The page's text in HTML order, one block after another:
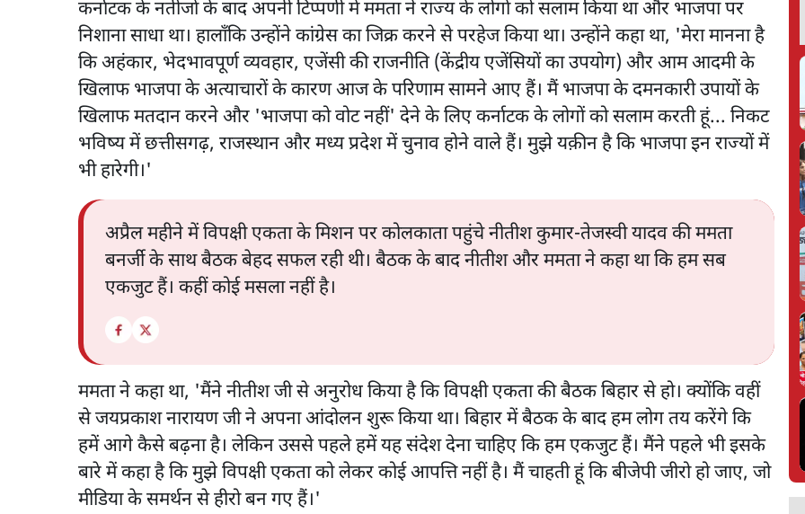
कर्नाटक के नतीजों के बाद अपनी टिप्पणी में ममता ने राज्य के लोगों को सलाम किया था और भाजपा पर
निशाना साधा था। हालाँकि उन्होंने कांग्रेस का जिक्र करने से परहेज किया था। उन्होंने कहा था, 'मेरा मानना है
कि अहंकार, भेदभावपूर्ण व्यवहार, एजेंसी की राजनीति (केंद्रीय एजेंसियों का उपयोग) और आम आदमी के
खिलाफ भाजपा के अत्याचारों के कारण आज के परिणाम सामने आए हैं। मैं भाजपा के दमनकारी उपायों के
खिलाफ मतदान करने और 'भाजपा को वोट नहीं' देने के लिए कर्नाटक के लोगों को सलाम करती हूं... निकट
भविष्य में छत्तीसगढ़, राजस्थान और मध्य प्रदेश में चुनाव होने वाले हैं। मुझे यक़ीन है कि भाजपा इन राज्यों में
भी हारेगी।'
अप्रैल महीने में विपक्षी एकता के मिशन पर कोलकाता पहुंचे नीतीश कुमार-तेजस्वी यादव की ममता
बनर्जी के साथ बैठक बेहद सफल रही थी। बैठक के बाद नीतीश और ममता ने कहा था कि हम सब
एकजुट हैं। कहीं कोई मसला नहीं है।
ममता ने कहा था, 'मैंने नीतीश जी से अनुरोध किया है कि विपक्षी एकता की बैठक बिहार से हो। क्योंकि वहीं
से जयप्रकाश नारायण जी ने अपना आंदोलन शुरू किया था। बिहार में बैठक के बाद हम लोग तय करेंगे कि
हमें आगे कैसे बढ़ना है। लेकिन उससे पहले हमें यह संदेश देना चाहिए कि हम एकजुट हैं। मैंने पहले भी इसके
बारे में कहा है कि मुझे विपक्षी एकता को लेकर कोई आपत्ति नहीं है। मैं चाहती हूं कि बीजेपी जीरो हो जाए, जो
मीडिया के समर्थन से हीरो बन गए हैं।'